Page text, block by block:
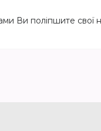
Ви поліпшите свої